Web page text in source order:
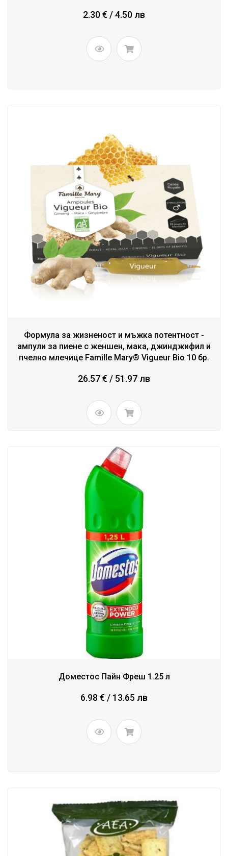
2.30 € / 4.50 лв
Формула за жизненост и мъжка потентност -
ампули за пиене с женшен, мака, джинджифил и
пчелно млечице Famille Mary® Vigueur Bio 10 бр.
26.57 € / 51.97 лв
Доместос Пайн Фреш 1.25 л
6.98 € / 13.65 лв